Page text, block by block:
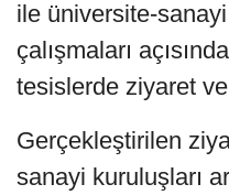
ile üniversite-
çalışmaları
tesislerde ziyaret
Gerçekleştirilen
sanayi kuruluşları